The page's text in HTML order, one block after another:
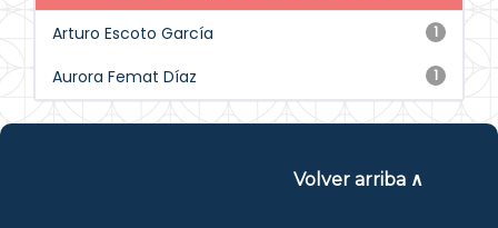
1
Arturo Escoto García
1
Aurora Femat Díaz
Volver arriba ∧